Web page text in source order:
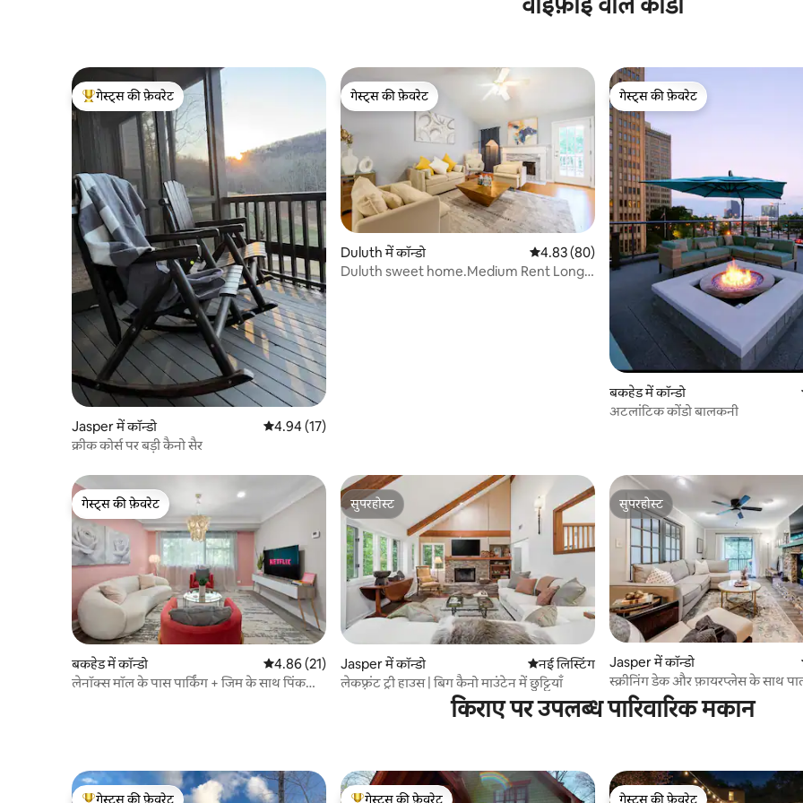
गेस्ट्स का टॉप फ़ेवरेट
गेस्ट्स की फ़ेवरेट
Jasper में कॉन्डो औसत रेटिंग 5 में से 4.94, 17 समीक्षाएँ
4.94 (17)
क्रीक कोर्स पर बड़ी कैनो सैर
गेस्ट्स की फ़ेवरेट
गेस्ट्स की फ़ेवरेट
Duluth में कॉन्डो औसत रेटिंग 5 में से 4.83, 80 समीक्षाएँ
4.83 (80)
Duluth sweet home.Medium Rent Long
गेस्ट्स की फ़ेवरेट
गेस्ट्स की फ़ेवरेट
बकहेड में कॉन्डो
अटलांटिक कोंडो बालकनी
गेस्ट्स की फ़ेवरेट
गेस्ट्स की फ़ेवरेट
बकहेड में कॉन्डो औसत रेटिंग 5 में से 4.86, 21 समीक्षाएँ
4.86 (21)
लेनॉक्स मॉल के पास पार्किंग + जिम के साथ पिंक
सुपरहोस्ट
सुपरहोस्ट
Jasper में कॉन्डो ठहरने की नई जगह
नई लिस्टिंग
लेकफ़्रंट ट्री हाउस | बिग कैनो माउंटेन में छुट्टियाँ
सुपरहोस्ट
सुपरहोस्ट
Jasper में कॉन्डो
स्क्रीनिंग डेक और फ़ायरप्लेस के साथ
लिए अनुकूल कॉन्डो
किराए पर उपलब्ध पारिवारिक मकान
गेस्ट्स की फ़ेवरेट गेस्ट्स की फ़ेवरेट गेस्ट्स की फ़ेवरेट